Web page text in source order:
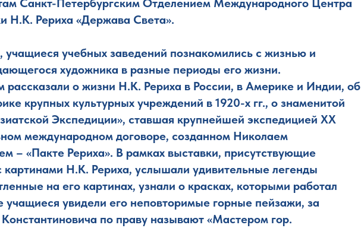
Санкт-Петербургским Отделением Международного Центра
Н.К. Рериха «Держава Света».
учащиеся учебных заведений познакомились с жизнью и
художника в разные периоды его жизни.
рассказали о жизни Н.К. Рериха в России, в Америке и Индии, об
крупных культурных учреждений в 1920-х гг., о знаменитой
Экспедиции», ставшая крупнейшей экспедицией XX
международном договоре, созданном Николаем
– «Пакте Рериха». В рамках выставки, присутствующие
картинами Н.К. Рериха, услышали удивительные легенды
на его картинах, узнали о красках, которыми работал
учащиеся увидели его неповторимые горные пейзажи, за
по праву называют «Мастером гор.